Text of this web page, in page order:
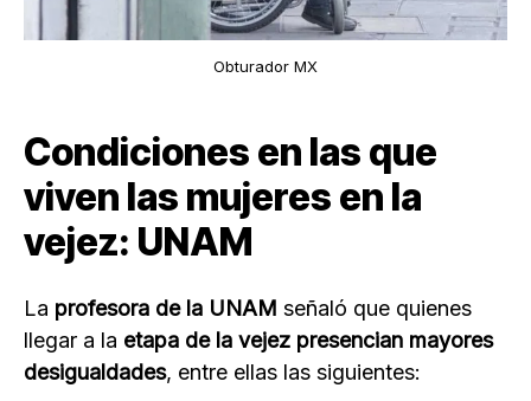
Obturador MX
Condiciones en las que
viven las mujeres en la
vejez: UNAM
La profesora de la UNAM señaló que quienes
llegar a la etapa de la vejez presencian mayores
desigualdades, entre ellas las siguientes: